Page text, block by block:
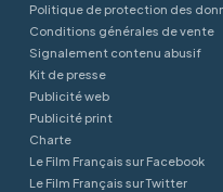
Politique de protection des
Conditions générales de vente
Signalement contenu abusif
Kit de presse
Publicité web
Publicité print
Charte
Le Film Français sur Facebook
Le Film Français sur Twitter